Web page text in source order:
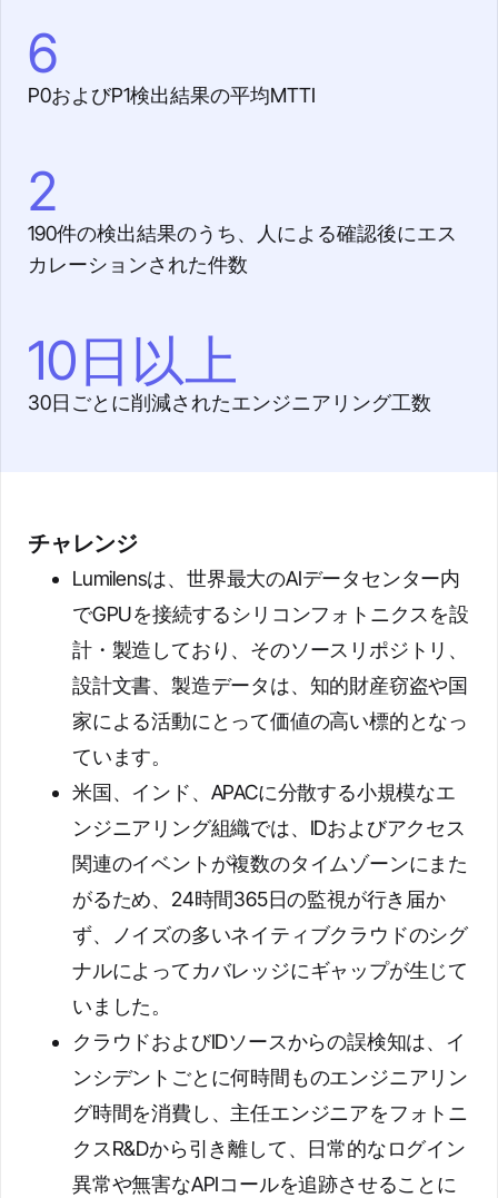
6
P0およびP1検出結果の平均MTTI
2
190件の検出結果のうち、人による確認後にエス
カレーションされた件数
10日以上
30日ごとに削減されたエンジニアリング工数
チャレンジ
Lumilensは、世界最大のAIデータセンター内
でGPUを接続するシリコンフォトニクスを設
計・製造しており、そのソースリポジトリ、
設計文書、製造データは、知的財産窃盗や国
家による活動にとって価値の高い標的となっ
ています。
米国、インド、APACに分散する小規模なエ
ンジニアリング組織では、IDおよびアクセス
関連のイベントが複数のタイムゾーンにまた
がるため、24時間365日の監視が行き届か
ず、ノイズの多いネイティブクラウドのシグ
ナルによってカバレッジにギャップが生じて
いました。
クラウドおよびIDソースからの誤検知は、イ
ンシデントごとに何時間ものエンジニアリン
グ時間を消費し、主任エンジニアをフォトニ
クスR&Dから引き離して、日常的なログイン
異常や無害なAPIコールを追跡させることに